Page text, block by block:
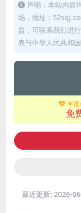
声明：本站内容
场，地址：
益，可联系我们进
表与中华人民共和
年度
免
最近更新: 2026-